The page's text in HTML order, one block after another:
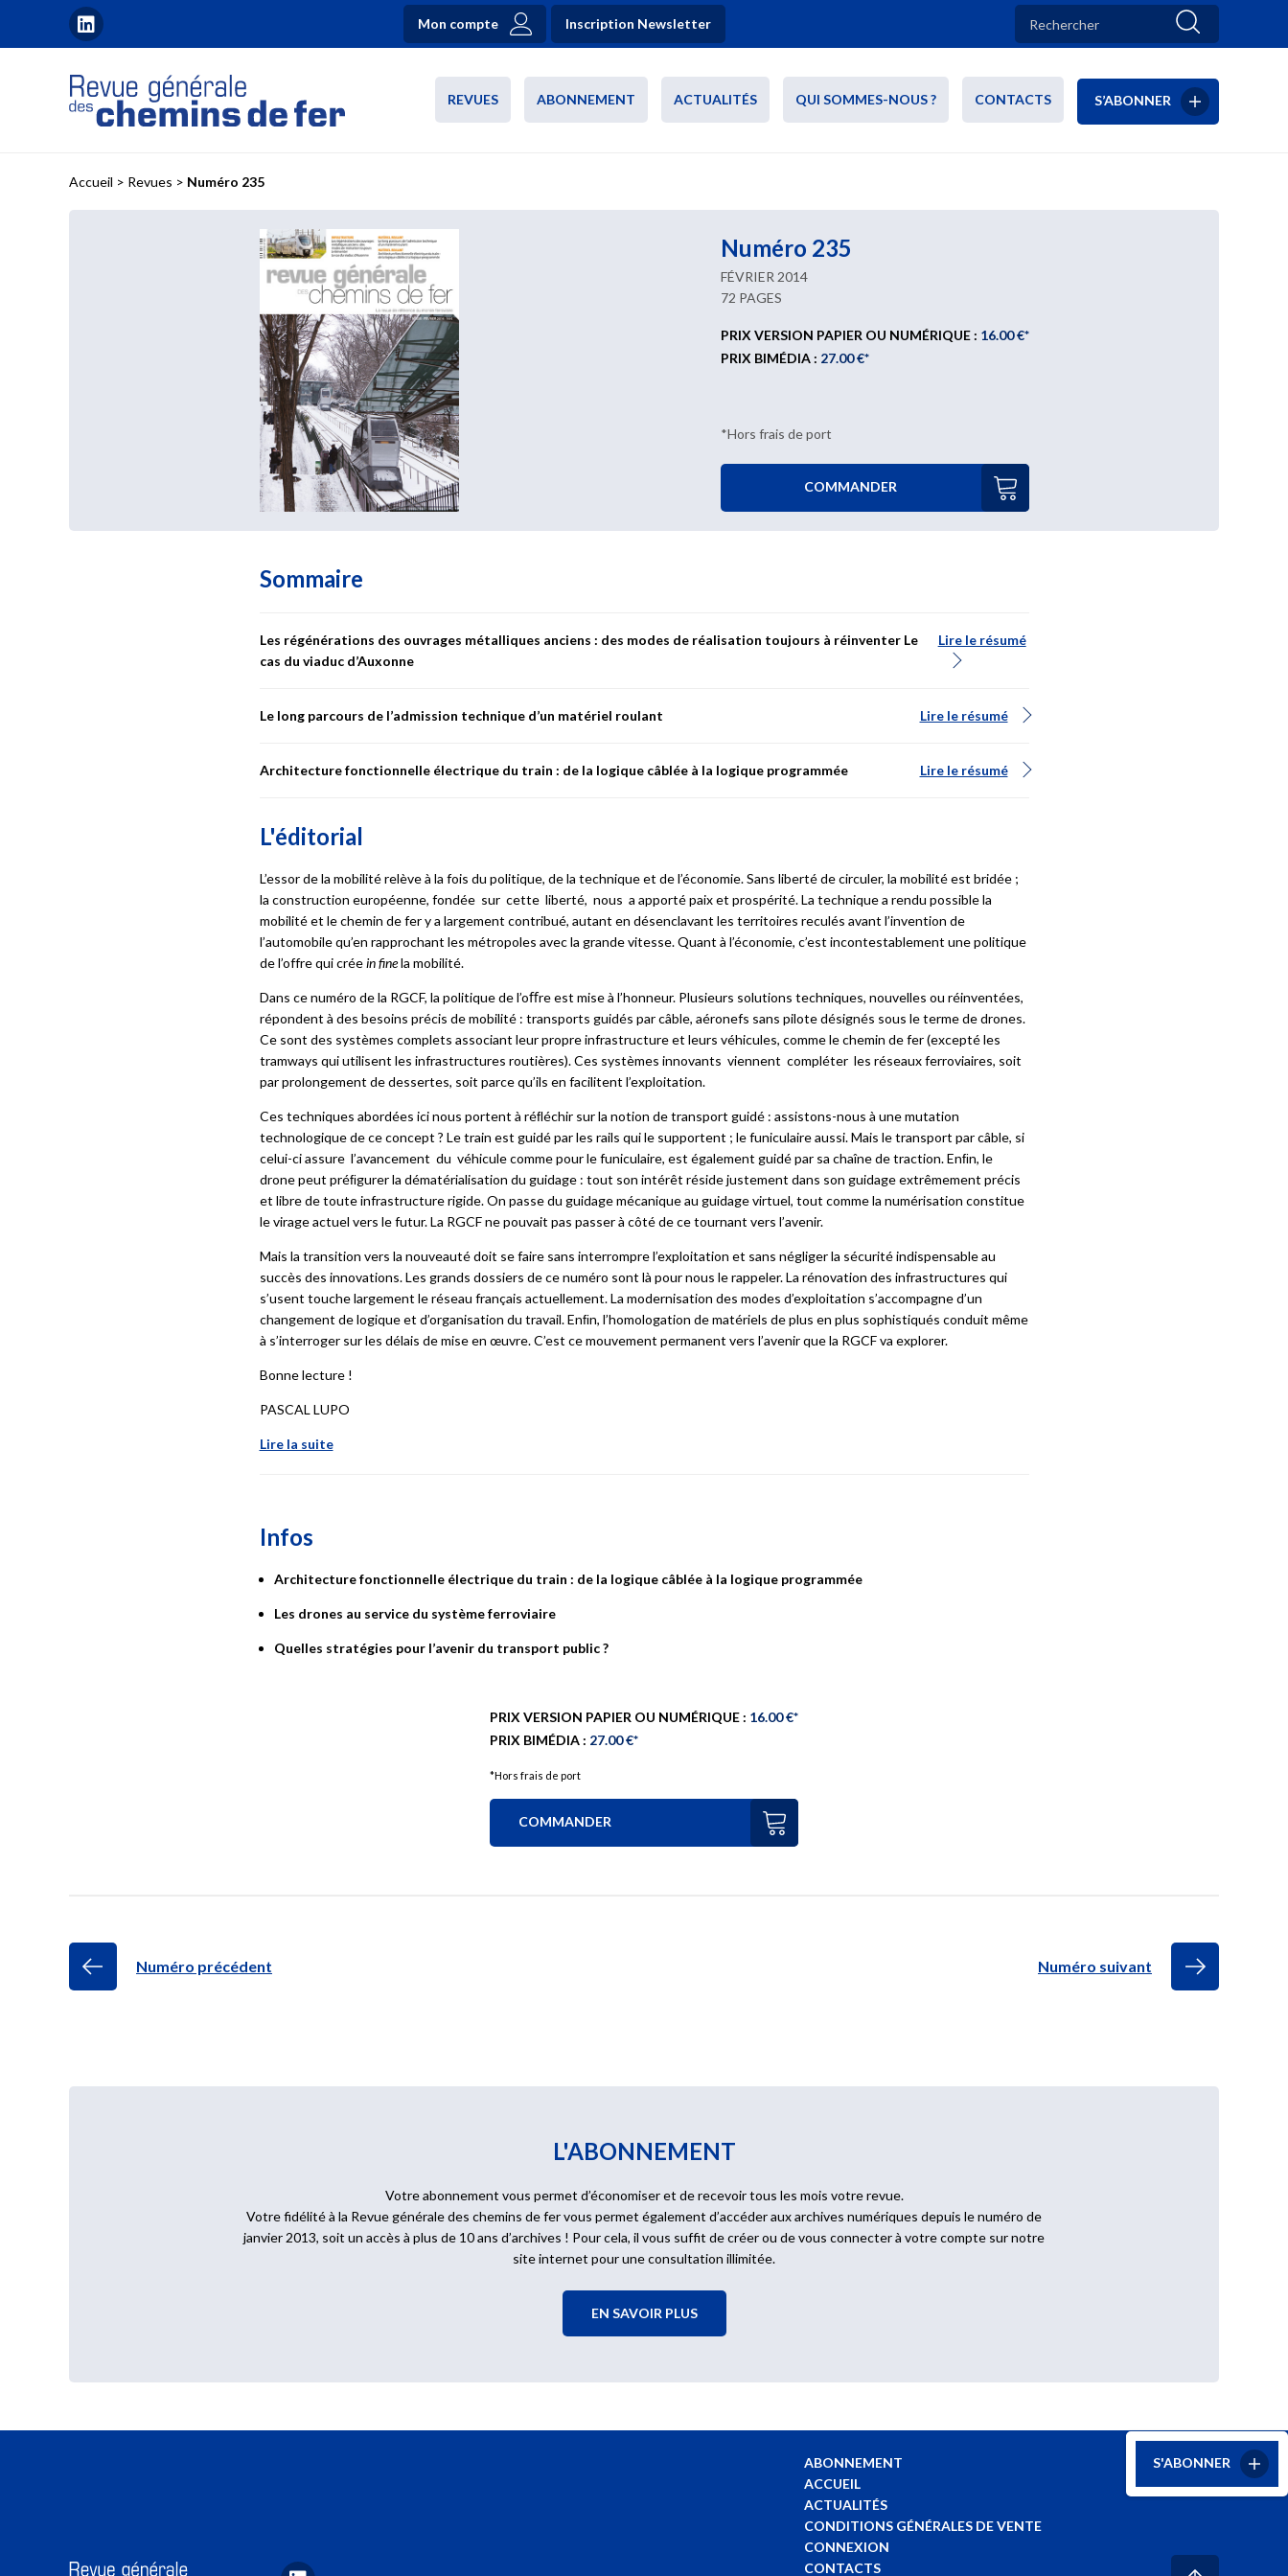
Mon compte Inscription Newsletter
REVUES ABONNEMENT ACTUALITÉS QUI SOMMES-NOUS ? CONTACTS S’ABONNER
Accueil > Revues > Numéro 235
Numéro 235
FÉVRIER 2014
72 PAGES
PRIX VERSION PAPIER OU NUMÉRIQUE : 16.00 €*
PRIX BIMÉDIA : 27.00 €*
*Hors frais de port
COMMANDER
Sommaire
Les régénérations des ouvrages métalliques anciens : des modes de réalisation toujours à réinventer Le
cas du viaduc d’Auxonne
Lire le résumé
phasages
travaux complexes l’innovation est souvent nécessaire. Le cas du d’Auxonne Saône la ligne
Dijon
Le long parcours de l’admission technique d’un matériel roulant Lire le résumé
acteurs et les contraintes à respecter.
Architecture fonctionnelle électrique du train : de la logique câblée à la logique programmée Lire le résumé
L’évolution des technologies, la nécessaire réduction de l’encombrement, le nombre croissant de
conduit à une utilisation de plus en plus massive des logiques programmées dans les systèmes de contrôle-commande des
matériels roulants. Cependant les logiques câblées à relayage conservent des domaines de pertinence, tels sont les thèmes
abordés dans le présent dossier.
L'éditorial
L’essor de la mobilité relève à la fois du politique, de la technique et de l’économie. Sans liberté de circuler, la mobilité est bridée ;
la construction européenne, fondée sur cette liberté, nous a apporté paix et prospérité. La technique a rendu possible la
mobilité et le chemin de fer y a largement contribué, autant en désenclavant les territoires reculés avant l’invention de
l’automobile qu’en rapprochant les métropoles avec la grande vitesse. Quant à l’économie, c’est incontestablement une politique
de l’offre qui créein finela mobilité.
Dans ce numéro de la RGCF, la politique de l’oﬀre est mise à l’honneur. Plusieurs solutions techniques, nouvelles ou réinventées,
répondent à des besoins précis de mobilité : transports guidés par câble, aéronefs sans pilote désignés sous le terme de drones.
Ce sont des systèmes complets associant leur propre infrastructure et leurs véhicules, comme le chemin de fer (excepté les
tramways qui utilisent les infrastructures routières). Ces systèmes innovants viennent compléter les réseaux ferroviaires, soit
par prolongement de dessertes, soit parce qu’ils en facilitent l’exploitation.
Ces techniques abordées ici nous portent à réﬂéchir sur la notion de transport guidé : assistons-nous à une mutation
technologique de ce concept ? Le train est guidé par les rails qui le supportent ; le funiculaire aussi. Mais le transport par câble, si
celui-ci assure l’avancement du véhicule comme pour le funiculaire, est également guidé par sa chaîne de traction. Enﬁn, le
drone peut préﬁgurer la dématérialisation du guidage : tout son intérêt réside justement dans son guidage extrêmement précis
et libre de toute infrastructure rigide. On passe du guidage mécanique au guidage virtuel, tout comme la numérisation constitue
le virage actuel vers le futur. La RGCF ne pouvait pas passer à côté de ce tournant vers l’avenir.
Mais la transition vers la nouveauté doit se faire sans interrompre l’exploitation et sans négliger la sécurité indispensable au
succès des innovations. Les grands dossiers de ce numéro sont là pour nous le rappeler. La rénovation des infrastructures qui
s’usent touche largement le réseau français actuellement. La modernisation des modes d’exploitation s’accompagne d’un
changement de logique et d’organisation du travail. Enﬁn, l’homologation de matériels de plus en plus sophistiqués conduit même
à s’interroger sur les délais de mise en œuvre. C’est ce mouvement permanent vers l’avenir que la RGCF va explorer.
Bonne lecture !
PASCAL LUPO
Lire la suite
Infos
Architecture fonctionnelle électrique du train : de la logique câblée à la logique programmée
Les drones au service du système ferroviaire
Quelles stratégies pour l’avenir du transport public ?
PRIX VERSION PAPIER OU NUMÉRIQUE : 16.00 €*
PRIX BIMÉDIA : 27.00 €*
*Hors frais de port
COMMANDER
Numéro précédent Numéro suivant
L'ABONNEMENT
Votre abonnement vous permet d’économiser et de recevoir tous les mois votre revue.
Votre fidélité à la Revue générale des chemins de fer vous permet également d’accéder aux archives numériques depuis le numéro de
janvier 2013, soit un accès à plus de 10 ans d’archives ! Pour cela, il vous suffit de créer ou de vous connecter à votre compte sur notre
site internet pour une consultation illimitée.
EN SAVOIR PLUS
ABONNEMENT
ACCUEIL
ACTUALITÉS
CONDITIONS GÉNÉRALES DE VENTE
CONNEXION
CONTACTS
S'ABONNER